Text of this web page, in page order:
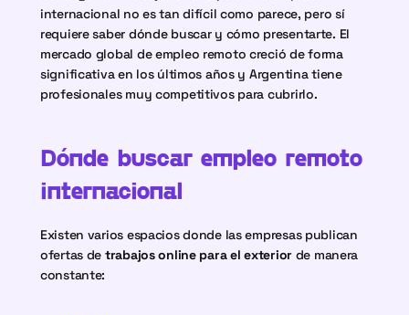
internacional no es tan difícil como parece, pero sí
requiere saber dónde buscar y cómo presentarte. El
mercado global de empleo remoto creció de forma
significativa en los últimos años y Argentina tiene
profesionales muy competitivos para cubrirlo.
Dónde buscar empleo remoto
internacional
Existen varios espacios donde las empresas publican
ofertas de trabajos online para el exterior de manera
constante: